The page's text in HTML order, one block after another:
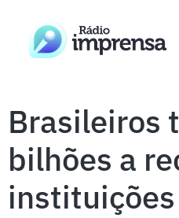
Brasileiros
bilhões a